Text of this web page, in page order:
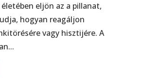
eljön az a pillanat,
hogyan reagáljon
vagy hisztijére. A